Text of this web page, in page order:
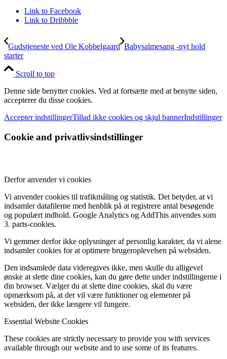
Link to Facebook
Link to Dribbble
Gudstjeneste ved Ole Kobbelgaard Babysalmesang -nyt hold
starter
Scroll to top
Denne side benytter cookies. Ved at fortsætte med at benytte siden,
accepterer du disse cookies.
Accepter indstillingerTillad ikke cookies og skjul bannerIndstillinger
Cookie and privatlivsindstillinger
Derfor anvender vi cookies
Vi anvender cookies til trafikmåling og statistik. Det betyder, at vi
indsamler datafilerne med henblik på at registrere antal besøgende
og populært indhold. Google Analytics og AddThis anvendes som
3. parts-cookies.
Vi gemmer derfor ikke oplysninger af personlig karakter, da vi alene
indsamler cookies for at optimere brugeroplevelsen på websiden.
Den indsamlede data videregives ikke, men skulle du alligevel
ønske at slette dine cookies, kan du gøre dette under indstillingerne i
din browser. Vælger du at slette dine cookies, skal du være
opmærksom på, at der vil være funktioner og elementer på
websiden, der ikke længere vil fungere.
Essential Website Cookies
These cookies are strictly necessary to provide you with services
available through our website and to use some of its features.